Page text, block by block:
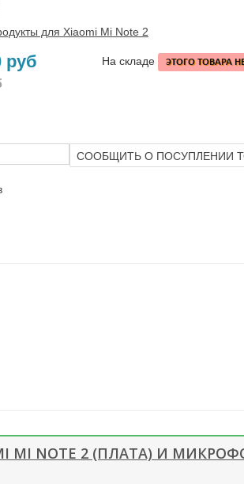
для Xiaomi Mi Note 2
руб На складе ЭТОГО ТОВАРА
СООБЩИТЬ О ПОСУПЛЕНИИ
MI NOTE 2 (ПЛАТА) И